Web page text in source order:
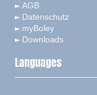
AGB
Datenschutz
myBoley
Downloads
Languages